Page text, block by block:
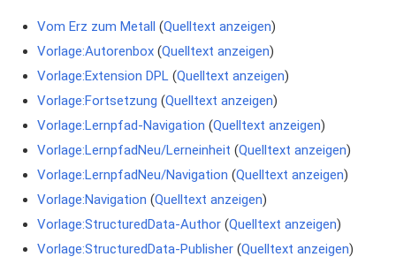
Vom Erz zum Metall (Quelltext anzeigen)
Vorlage:Autorenbox(Quelltext anzeigen)
Vorlage:Extension DPL(Quelltext anzeigen)
Vorlage:Fortsetzung (Quelltext anzeigen)
Vorlage:Lernpfad-Navigation (Quelltext anzeigen)
Vorlage:LernpfadNeu/Lerneinheit (Quelltext anzeigen)
Vorlage:LernpfadNeu/Navigation (Quelltext anzeigen)
Vorlage:Navigation (Quelltext anzeigen)
Vorlage:StructuredData-Author(Quelltext anzeigen)
Vorlage:StructuredData-Publisher(Quelltext anzeigen)